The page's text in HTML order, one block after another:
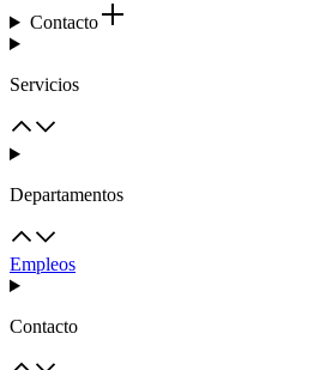
Contacto
Servicios
Departamentos
Empleos
Contacto